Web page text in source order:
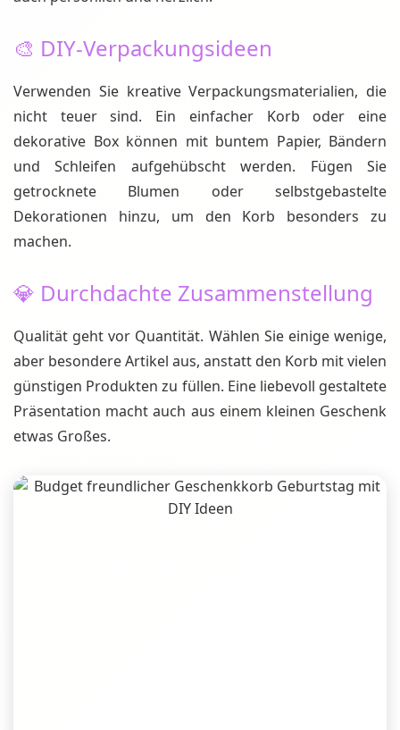
🎨 DIY-Verpackungsideen
Verwenden Sie kreative Verpackungsmaterialien, die
nicht teuer sind. Ein einfacher Korb oder eine
dekorative Box können mit buntem Papier, Bändern
und Schleifen aufgehübscht werden. Fügen Sie
getrocknete Blumen oder selbstgebastelte
Dekorationen hinzu, um den Korb besonders zu
machen.
💎 Durchdachte Zusammenstellung
Qualität geht vor Quantität. Wählen Sie einige wenige,
aber besondere Artikel aus, anstatt den Korb mit vielen
günstigen Produkten zu füllen. Eine liebevoll gestaltete
Präsentation macht auch aus einem kleinen Geschenk
etwas Großes.